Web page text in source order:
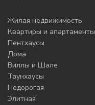
Жилая недвижимость
Квартиры и апартаменты
Пентхаусы
Дома
Виллы и Шале
Таунхаусы
Недорогая
Элитная